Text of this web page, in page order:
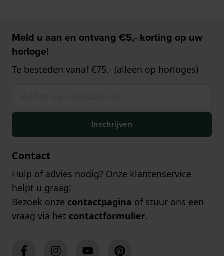
Meld u aan en ontvang €5,- korting op uw
horloge!
Te besteden vanaf €75,- (alleen op horloges)
Inschrijven
Contact
Hulp of advies nodig? Onze klantenservice
helpt u graag!
Bezoek onze contactpagina of stuur ons een
vraag via het contactformulier.